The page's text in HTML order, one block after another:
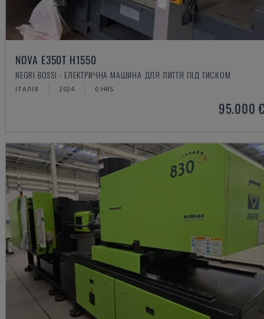
NOVA E350T H1550
NEGRI BOSSI - ЕЛЕКТРИЧНА МАШИНА ДЛЯ ЛИТТЯ ПІД ТИСКОМ
ІТАЛІЯ 2024 0 HRS
95.000